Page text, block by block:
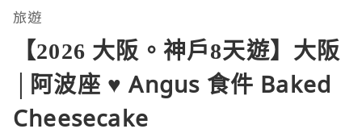
旅遊
【2026 大阪。神戶8天遊】大阪
│阿波座 ♥ Angus 食件 Baked
Cheesecake